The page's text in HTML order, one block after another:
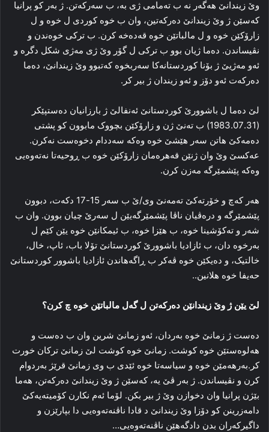
وێ زیندانێ هه‌گه‌ر نه‌ ب ته‌مامی ژی به‌، ب سه‌رکه‌تن. ژ به‌ر کو پرانیا
که‌سێن ژ وێ زیندانێ ده‌رکه‌تین، وان ب خوه‌ کوردی ل خوه‌ و ل
زارۆکێن خوه‌ و ل مالباتێن خوه‌ قه‌ده‌خه‌ کرن. ب ترکی خوه‌ندن و
نڤیساندن. ده‌ما ژیان بوو ب ترکی ل گۆر وێ ژی مه‌ژی شکل دگره‌ و
ئه‌و مه‌ژیێ ژ بۆنا کوردستانه‌کا‌ سه‌ربخوه‌ که‌تبوو وێ زیندانێ، ده‌ما
ده‌رکه‌ت ئه‌و دۆز و ئه‌و زیندان ژ بیر کر.
لێ ده‌ما ل باشوورێ کوردستانێ ئه‌نفالێ ژ بارزانیان ده‌ستپێکر
(1983.07.31) ب تەنێ ژن و زارۆکێن بچووک مابوون کو پشتی
ده‌مه‌کێ هاتن سه‌ر هێشێ خوه‌ وه‌که‌ سه‌ددام دخوه‌ست نه‌کرن.
عه‌کسێ وێ وان ژنێن قه‌هره‌مان زارۆکێن خوه‌ ب ڕوحیه‌تا نه‌ته‌وه‌یی
وه‌که‌ پێشمێرگه‌ مه‌زن کرن.
هه‌ر که‌چ و خۆرته‌کێ ته‌مه‌نێ وی/ێ ب سه‌ر 15-17 دکه‌ت، دبوون
پێشمێرگه‌ و دره‌ڤیان ناڤا پێشمێرگه‌یێن ل سه‌رێ چیان بوون. وان ب
شه‌ر و ته‌کۆشینا خوه‌، ب هێزا خوه‌، ب ئیمکانێن خوە یێن كێم ل
به‌رخوه‌ دان، ب ئازادیا باشوورێ کوردستانێ تۆلا باب، ئاپ، خال،
خالتیک، و دەیكێن خوه‌ ڤەكر ب ڕاگەهاندن ئازادیا باشوور کوردستانێ
حەیفا خوە هلانین..
لێ یێن ژ وێ زیندانێن ده‌رکه‌تن ل گه‌ل مالباتێن خوه‌ چ کرن؟
دەست ژ زمانێ خوه‌ به‌ردان، ئه‌و زمانێ شرین وان ب ده‌ست و
هه‌لوه‌ستێن خوه‌ کوشت. زمانێ خوە کوشت لێ زمانێ ترکان خورت
کر.به‌رهه‌مێن خوه‌ و سیاسه‌تا خوه‌ ئێدی ب وی زمانێ قرێژ بەردوام
كرن و نڤیساندن. ژ به‌ر ڤێ یه‌، که‌سێن ژ وێ زیندانێ ده‌رکه‌تن، هه‌ما
بێژن پرانیا وان دخوازن وێ ژ بیر بکن. لۆما ئه‌م نکارن کۆمیته‌یه‌کێ
دامەزرینن کو دۆزا وێ زیندانێ د قادا ناڤنه‌ته‌وه‌یی دا بپارێزن و
داگیرکه‌ران بدن دادگەھێن ناڤنه‌ته‌وه‌یی…